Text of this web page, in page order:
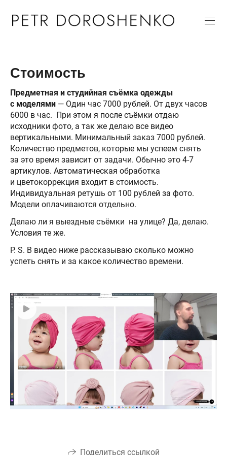
Стоимость
Предметная и студийная съёмка одежды
с моделями — Один час 7000 рублей. От двух часов
6000 в час. При этом я после съёмки отдаю
исходники фото, а так же делаю все видео
вертикальными. Минимальный заказ 7000 рублей.
Количество предметов, которые мы успеем снять
за это время зависит от задачи. Обычно это 4-7
артикулов. Автоматическая обработка
и цветокоррекция входит в стоимость.
Индивидуальная ретушь от 100 рублей за фото.
Модели оплачиваются отдельно.
Делаю ли я выездные съёмки на улице? Да, делаю.
Условия те же.
P. S. В видео ниже рассказываю сколько можно
успеть снять и за какое количество времени.
Поделиться ссылкой